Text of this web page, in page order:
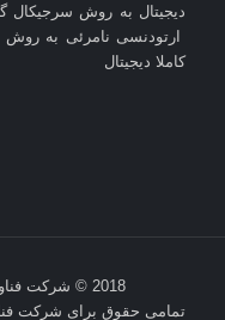
دیجیتال به روش سرجیکال
ارتودنسی نامرئی به
کاملا دیجیتال
2018 © شرکت فناوری بهبود . All Rights Reserved